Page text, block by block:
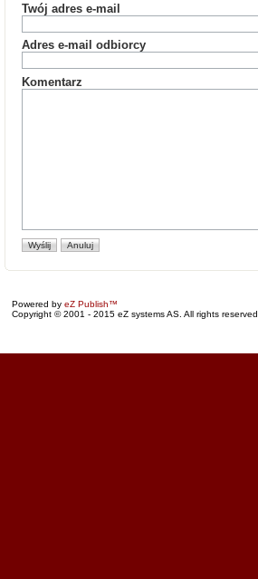
Twój adres e-mail
Adres e-mail odbiorcy
Komentarz
Powered by eZ Publish™
Copyright © 2001 - 2015 eZ systems AS. All rights reserved.